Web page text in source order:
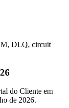
DLQ, circuit
do Cliente em
de 2026.